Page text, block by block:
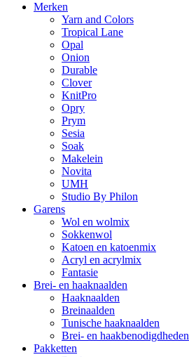
Merken
Yarn and Colors
Tropical Lane
Opal
Onion
Durable
Clover
KnitPro
Opry
Prym
Sesia
Soak
Makelein
Novita
UMH
Studio By Philon
Garens
Wol en wolmix
Sokkenwol
Katoen en katoenmix
Acryl en acrylmix
Fantasie
Brei- en haaknaalden
Haaknaalden
Breinaalden
Tunische haaknaalden
Brei- en haakbenodigdheden
Pakketten